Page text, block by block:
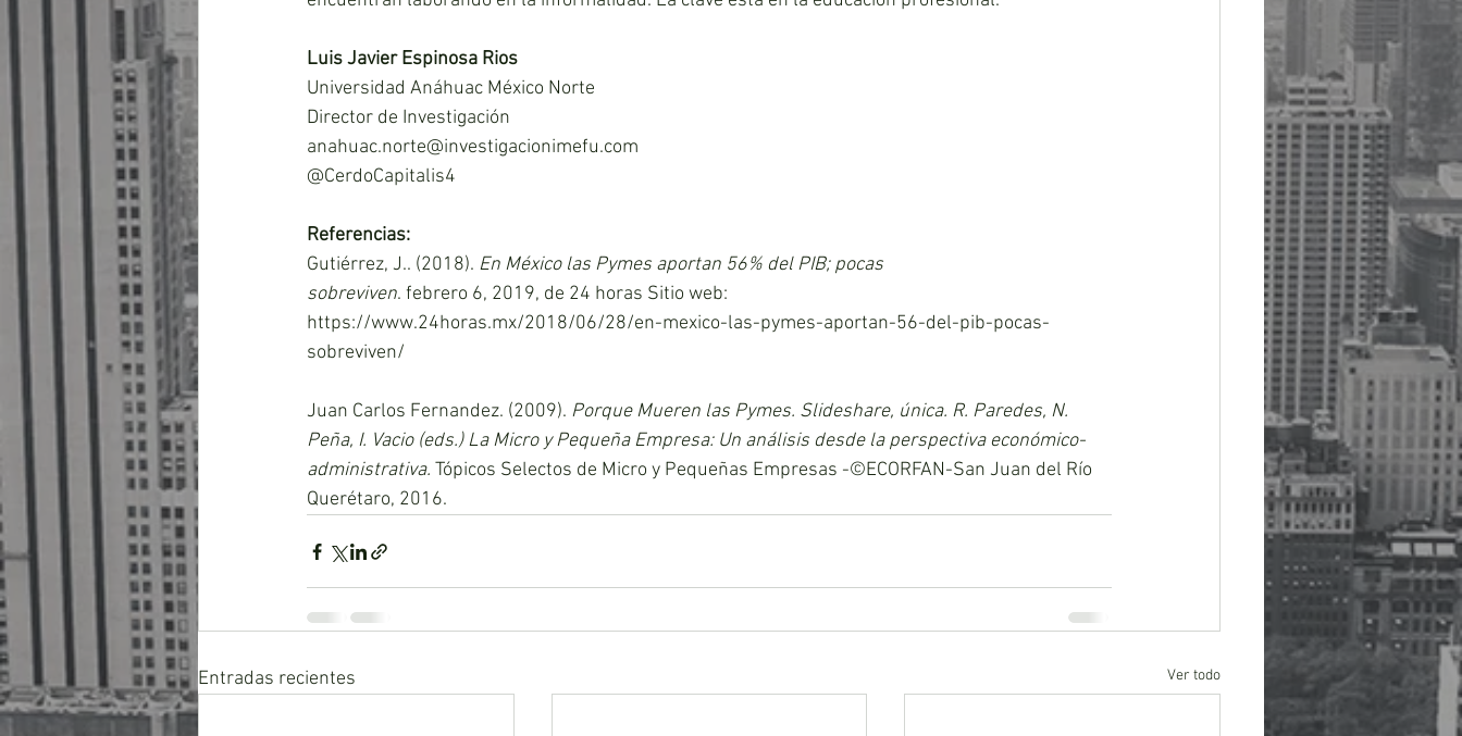
Luis Javier Espinosa Rios
Universidad Anáhuac México Norte
Director de Investigación
anahuac.norte@investigacionimefu.com
@CerdoCapitalis4
Referencias:
Gutiérrez, J.. (2018). En México las Pymes aportan 56% del PIB; pocas
sobreviven. febrero 6, 2019, de 24 horas Sitio web:
https://www.24horas.mx/2018/06/28/en-mexico-las-pymes-aportan-56-del-pib-pocas-
sobreviven/
Juan Carlos Fernandez. (2009). Porque Mueren las Pymes. Slideshare, única. R. Paredes, N.
Peña, I. Vacio (eds.) La Micro y Pequeña Empresa: Un análisis desde la perspectiva económico-
administrativa. Tópicos Selectos de Micro y Pequeñas Empresas -©ECORFAN-San Juan del Río
Querétaro, 2016.
Entradas recientes Ver todo